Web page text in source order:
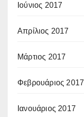
Ιούνιος 2017
Απρίλιος 2017
Μάρτιος 2017
Φεβρουάριος 2017
Ιανουάριος 2017